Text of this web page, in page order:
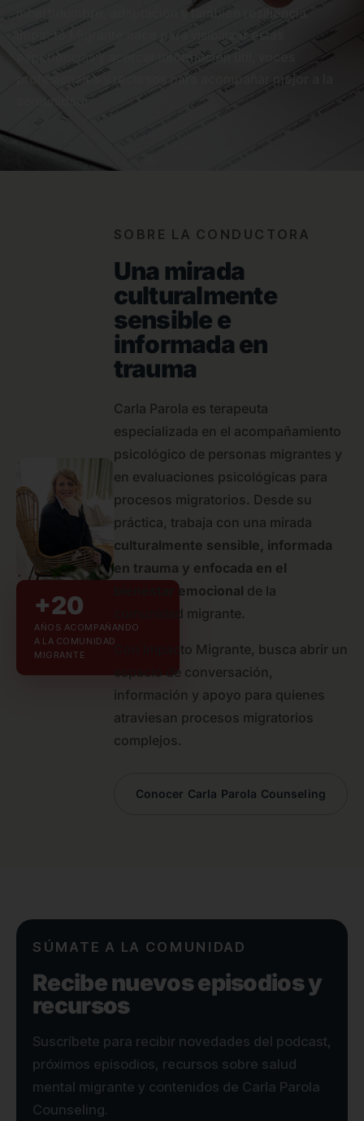
incertidumbre, adaptación y también resiliencia.
Impacto Migrante nace para visibilizar estas
experiencias y acercar información útil, voces
profesionales y recursos para acompañar mejor a la
comunidad.
+20
AÑOS ACOMPAÑANDO
A LA COMUNIDAD
MIGRANTE
SOBRE LA CONDUCTORA
Una mirada
culturalmente
sensible e
informada en
trauma
Carla Parola es terapeuta
especializada en el acompañamiento
psicológico de personas migrantes y
en evaluaciones psicológicas para
procesos migratorios. Desde su
práctica, trabaja con una mirada
culturalmente sensible, informada
en trauma y enfocada en el
bienestar emocional de la
comunidad migrante.
Con Impacto Migrante, busca abrir un
espacio de conversación,
información y apoyo para quienes
atraviesan procesos migratorios
complejos.
Conocer Carla Parola Counseling
SÚMATE A LA COMUNIDAD
Recibe nuevos episodios y
recursos
Suscríbete para recibir novedades del podcast,
próximos episodios, recursos sobre salud
mental migrante y contenidos de Carla Parola
Counseling.